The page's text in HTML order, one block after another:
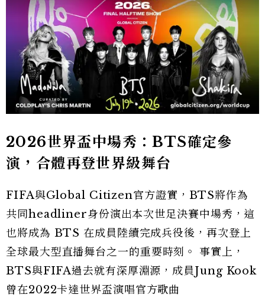
2026世界盃中場秀：BTS確定參
演，合體再登世界級舞台
FIFA與Global Citizen官方證實，BTS將作為
共同headliner身份演出本次世足決賽中場秀，這
也將成為 BTS 在成員陸續完成兵役後，再次登上
全球最大型直播舞台之一的重要時刻。 事實上，
BTS與FIFA過去就有深厚淵源，成員Jung Kook
曾在2022卡達世界盃演唱官方歌曲